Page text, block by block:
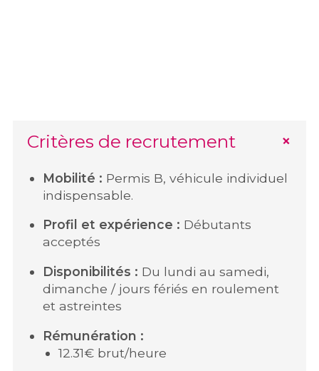
Critères de recrutement
Mobilité : Permis B, véhicule individuel
indispensable.
Profil et expérience : Débutants
acceptés
Disponibilités : Du lundi au samedi,
dimanche / jours fériés en roulement
et astreintes
Rémunération :
12.31€ brut/heure